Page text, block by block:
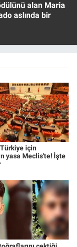
alan Maria
aslında bir
için
yasa Meclis'te! İşte